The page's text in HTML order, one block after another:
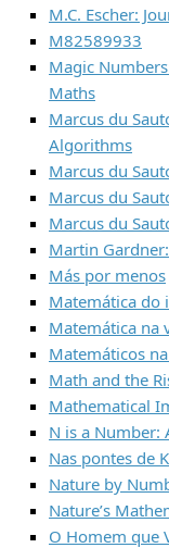
M.C. Escher:
M82589933
Magic
Maths
Marcus du
Algorithms
Marcus du
Marcus du
Marcus du
Martin
Más por menos
Matemática do
Matemática na
Matemáticos
Math and the
Mathematical
N is a Number:
Nas pontes de
Nature by
Nature’s
O Homem que